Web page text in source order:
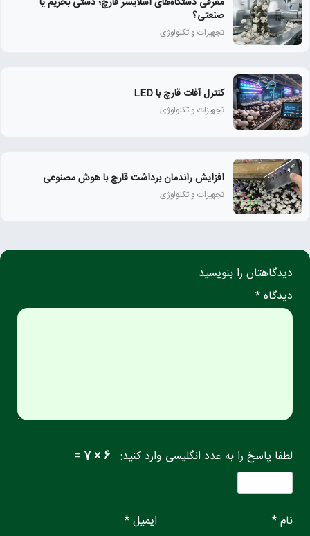
صنعتی؟
تجهیزات و تکنولوژی
کنترل آفات قارچ با LED
تجهیزات و تکنولوژی
افزایش راندمان برداشت قارچ با هوش مصنوعی
تجهیزات و تکنولوژی
دیدگاهتان را بنویسید
دیدگاه *
لطفا پاسخ را به عدد انگلیسی وارد کنید: 6 × 7 =
نام * ایمیل *